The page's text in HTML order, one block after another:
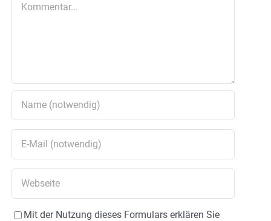
Mit der Nutzung dieses Formulars erklären Sie